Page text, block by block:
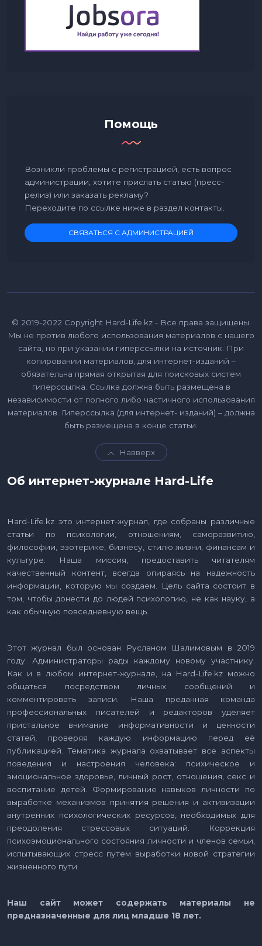
Помощь
Возникли проблемы с регистрацией, есть вопрос
администрации, хотите прислать статью (пресс-
релиз) или заказать рекламу?
Переходите по ссылке ниже в раздел контакты.
СВЯЗАТЬСЯ С АДМИНИСТРАЦИЕЙ
© 2019-2022 Copyright Hard-Life.kz - Все права защищены.
Мы не против любого использования материалов с нашего
сайта, но при указании гиперссылки на источник. При
копировании материалов, для интернет-изданий –
обязательна прямая открытая для поисковых систем
гиперссылка. Ссылка должна быть размещена в
независимости от полного либо частичного использования
материалов. Гиперссылка (для интернет- изданий) – должна
быть размещена в конце статьи.
Навверх
Об интернет-журнале Hard-Life
Hard-Life.kz это интернет-журнал, где собраны различные
статьи по психологии, отношениям, саморазвитию,
философии, эзотерике, бизнесу, стилю жизни, финансам и
культуре. Наша миссия, предоставить читателям
качественный контент, всегда опираясь на надежность
информации, которую мы создаем. Цель сайта состоит в
том, чтобы донести до людей психологию, не как науку, а
как обычную повседневную вещь.
Этот журнал был основан Русланом Шалимовым в 2019
году. Администраторы рады каждому новому участнику.
Как и в любом интернет-журнале, на Hard-Life.kz можно
общаться посредством личных сообщений и
комментировать записи. Наша преданная команда
профессиональных писателей и редакторов уделяет
пристальное внимание информативности и ценности
статей, проверяя каждую информацию перед её
публикацией. Тематика журнала охватывает все аспекты
поведения и настроения человека: психическое и
эмоциональное здоровье, личный рост, отношения, секс и
воспитание детей. Формирование навыков личности по
выработке механизмов принятия решения и активизации
внутренних психологических ресурсов, необходимых для
преодоления стрессовых ситуаций. Коррекция
психоэмоционального состояния личности и членов семьи,
испытывающих стресс путем выработки новой стратегии
жизненного пути.
Наш сайт может содержать материалы не
предназначенные для лиц младше 18 лет.